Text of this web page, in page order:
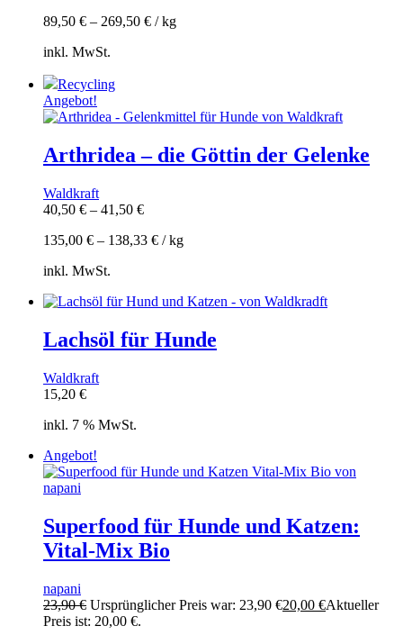
89,50 € – 269,50 € /kg
inkl. MwSt.
Recycling
Angebot!
Arthridea – die Göttin der Gelenke
Waldkraft
40,50 € – 41,50 €
135,00 € – 138,33 € /kg
inkl. MwSt.
Lachsöl für Hunde
Waldkraft
15,20 €
inkl. 7 % MwSt.
Angebot!
Superfood für Hunde und Katzen:
Vital-Mix Bio
napani
23,90€ Ursprünglicher Preis war: 23,90 €20,00 €Aktueller
Preis ist: 20,00 €.